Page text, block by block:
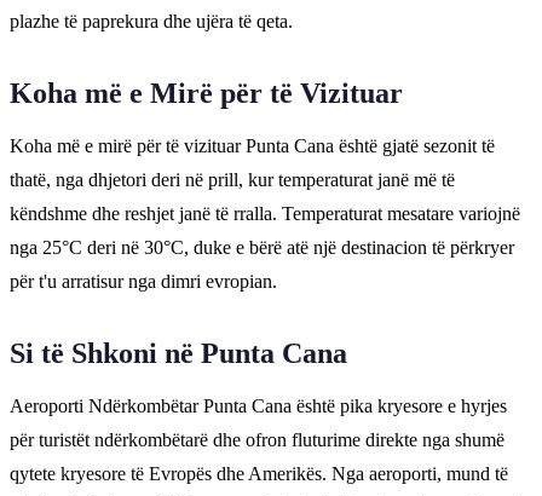
plazhe të paprekura dhe ujëra të qeta.
Koha më e Mirë për të Vizituar
Koha më e mirë për të vizituar Punta Cana është gjatë sezonit të
thatë, nga dhjetori deri në prill, kur temperaturat janë më të
këndshme dhe reshjet janë të rralla. Temperaturat mesatare variojnë
nga 25°C deri në 30°C, duke e bërë atë një destinacion të përkryer
për t'u arratisur nga dimri evropian.
Si të Shkoni në Punta Cana
Aeroporti Ndërkombëtar Punta Cana është pika kryesore e hyrjes
për turistët ndërkombëtarë dhe ofron fluturime direkte nga shumë
qytete kryesore të Evropës dhe Amerikës. Nga aeroporti, mund të